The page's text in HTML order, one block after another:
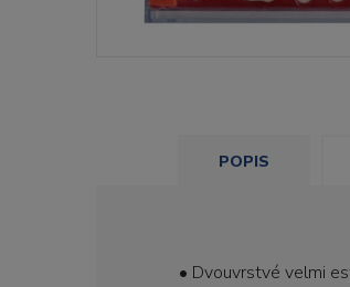
POPIS
• Dvouvrstvé velmi